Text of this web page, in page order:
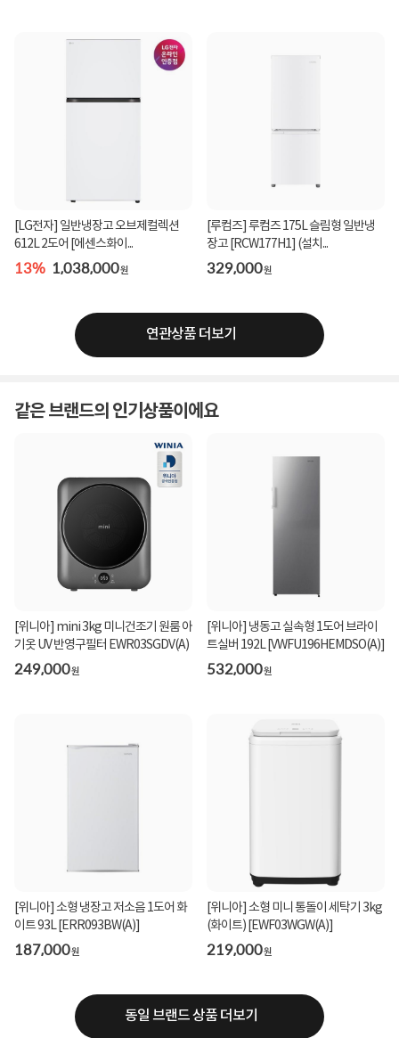
[LG전자] 일반냉장고 오브제컬렉션
612L 2도어 [에센스화이...
13% 1,038,000원
[루컴즈] 루컴즈 175L 슬림형 일반냉
장고 [RCW177H1] (설치...
329,000원
연관상품 더보기
같은 브랜드의 인기상품이에요
[위니아] mini 3kg 미니건조기 원룸 아
기옷 UV 반영구필터 EWR03SGDV(A)
249,000원
[위니아] 냉동고 실속형 1도어 브라이
트실버 192L [VWFU196HEMDSO(A)]
532,000원
[위니아] 소형 냉장고 저소음 1도어 화
이트 93L [ERR093BW(A)]
187,000원
[위니아] 소형 미니 통돌이 세탁기 3kg
(화이트) [EWF03WGW(A)]
219,000원
동일 브랜드 상품 더보기